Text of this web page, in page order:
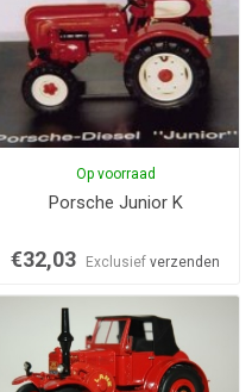
Op voorraad
Porsche Junior K
€32,03 Exclusiefverzenden